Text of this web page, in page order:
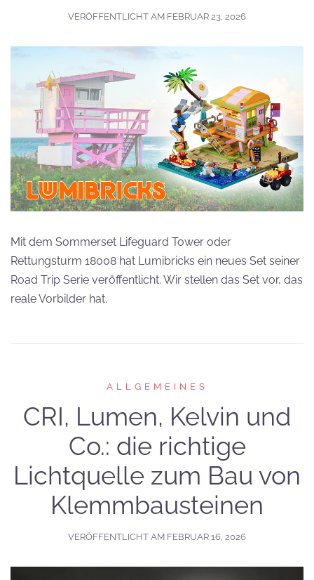
VERÖFFENTLICHT AM FEBRUAR 23, 2026
Mit dem Sommerset Lifeguard Tower oder
Rettungsturm 18008 hat Lumibricks ein neues Set seiner
Road Trip Serie veröffentlicht. Wir stellen das Set vor, das
reale Vorbilder hat.
ALLGEMEINES
CRI, Lumen, Kelvin und
Co.: die richtige
Lichtquelle zum Bau von
Klemmbausteinen
VERÖFFENTLICHT AM FEBRUAR 16, 2026